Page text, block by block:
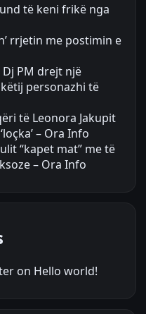
të keni frikë nga
rrjetin me postimin e
Dj PM drejt një
personazhi të
të Leonora Jakupit
– Ora Info
“kapet mat” me të
– Ora Info
on Hello world!